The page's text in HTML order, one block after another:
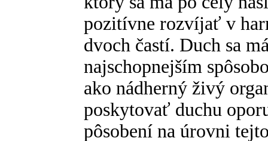
pozitívne rozvíjať v
dvoch častí. Duch sa
najschopnejším
ako nádherný živý
poskytovať duchu
pôsobení na úrovni